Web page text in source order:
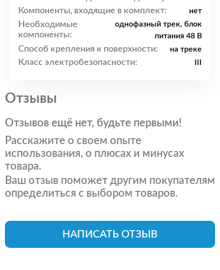
Компоненты, входящие в комплект: нет
Необходимые
компоненты:
однофазный трек, блок
питания 48 В
Способ крепления к поверхности: на треке
Класс электробезопасности:
Отзывы
Отзывов ещё нет, будьте первыми!
Расскажите о своем опыте
использования, о плюсах и минусах
товара.
Ваш отзыв поможет другим покупателям
определиться с выбором товаров.
НАПИСАТЬ ОТЗЫВ